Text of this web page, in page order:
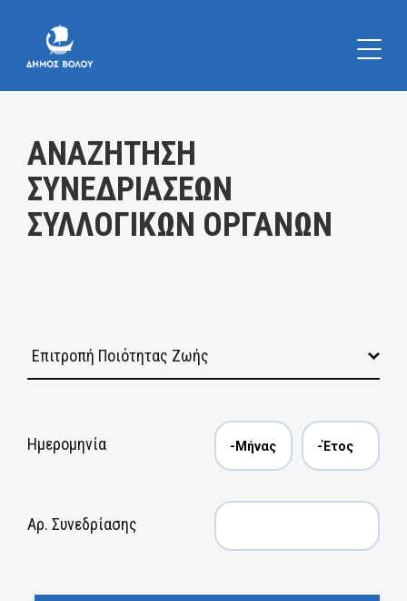
ΑΝΑΖΗΤΗΣΗ
ΣΥΝΕΔΡΙΑΣΕΩΝ
ΣΥΛΛΟΓΙΚΩΝ ΟΡΓΑΝΩΝ
Ημερομηνία
Αρ. Συνεδρίασης